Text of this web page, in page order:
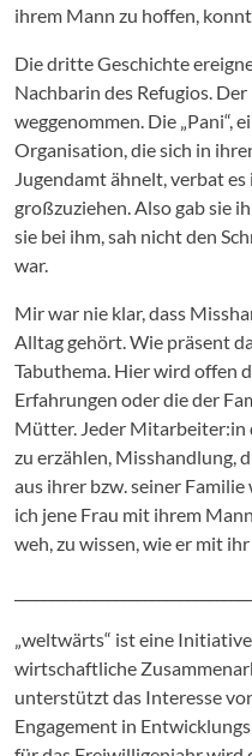
ihrem Mann zu hoffen,
Die dritte Geschichte
Nachbarin des Refugios.
weggenommen. Die „Pani“,
Organisation, die sich in
Jugendamt ähnelt, verbat
großzuziehen. Also gab sie
sie bei ihm, sah nicht den
war.
Mir war nie klar, dass
Alltag gehört. Wie präsent
Tabuthema. Hier wird offen
Erfahrungen oder die der
Mütter. Jeder Mitarbeiter:in
zu erzählen, Misshandlung,
aus ihrer bzw. seiner
ich jene Frau mit ihrem
weh, zu wissen, wie er mit
„weltwärts“ ist eine
wirtschaftliche
unterstützt das Interesse
Engagement in